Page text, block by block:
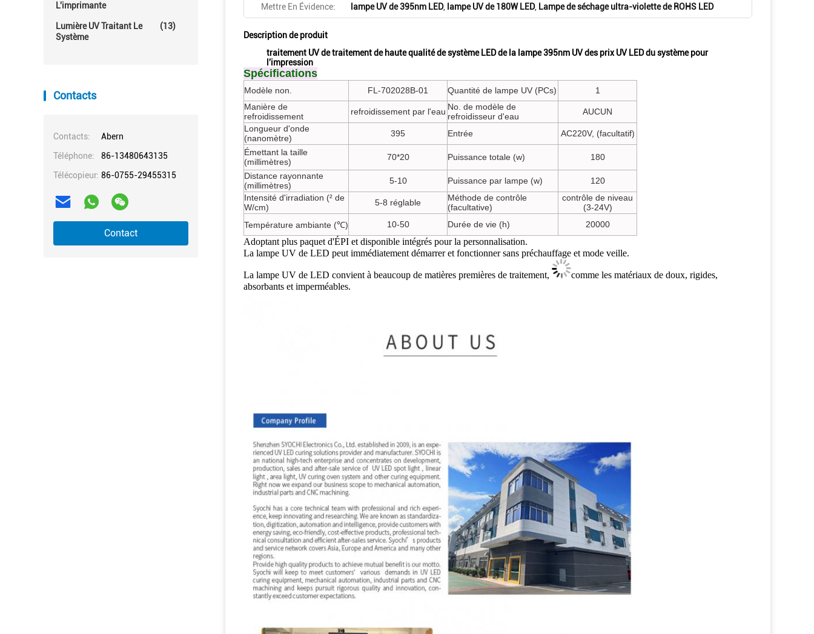
L'imprimante
Lumière UV Traitant Le
Système
(13)
Contacts
Contacts:
Abern
Téléphone:
86-13480643135
Télécopieur: 86-0755-29455315
Contact
Mettre En Évidence: lampe UV de 395nm LED, lampe UV de 180W LED, Lampe de séchage ultra-violette de ROHS LED
Description de produit
traitement UV de traitement de haute qualité de système LED de la lampe 395nm UV des prix UV LED du système pour
l'impression
Spécifications
Modèle non. FL-702028B-01 Quantité de lampe UV (PCs)
1
Manière de
refroidissement
refroidissement par l'eau No. de modèle de
refroidisseur d'eau
AUCUN
Longueur d'onde
(nanomètre)
395 Entrée
AC220V, (facultatif)
Émettant la taille
(millimètres)
70*20 Puissance totale (w)
180
Distance rayonnante
(millimètres)
5-10 Puissance par lampe (w)
120
Intensité d'irradiation (² de
W/cm)
5-8 réglable
Méthode de contrôle
(facultative)
contrôle de niveau
(3-24V)
Température ambiante (℃)
10-50 Durée de vie (h) 20000
Adoptant plus paquet d'ÉPI et disponible intégrés pour la personnalisation.
La lampe UV de LED peut immédiatement démarrer et fonctionner sans préchauffage et mode veille.
La lampe UV de LED convient à beaucoup de matières premières de traitement,
comme les matériaux de doux, rigides,
absorbants et imperméables.